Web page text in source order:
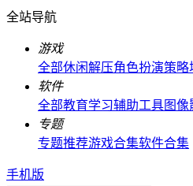
全站导航
游戏
全部休闲解压角色扮演策略
软件
全部教育学习辅助工具图像
专题
专题推荐游戏合集软件合集
手机版